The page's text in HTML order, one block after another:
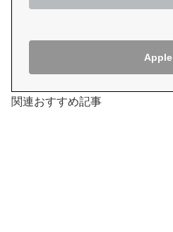
Apple
関連おすすめ記事